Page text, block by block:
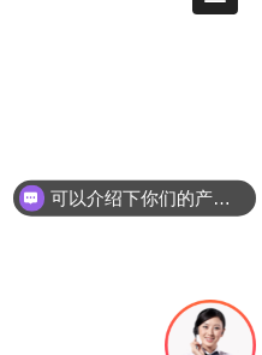
可以介绍下你们的产品么